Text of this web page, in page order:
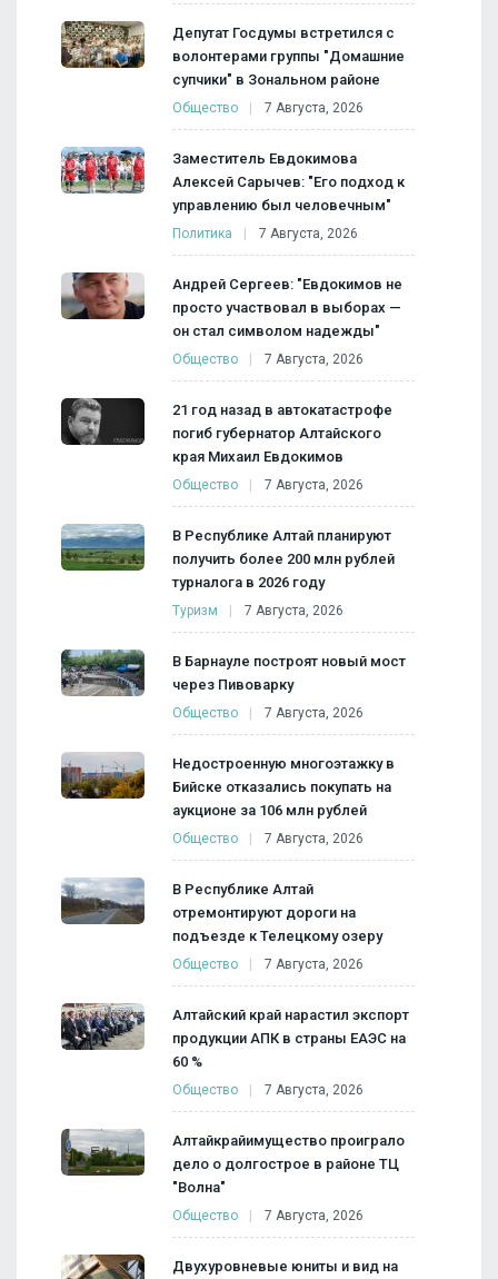
Депутат Госдумы встретился с
волонтерами группы "Домашние
супчики" в Зональном районе
Общество 7 Августа, 2026
Заместитель Евдокимова
Алексей Сарычев: "Его подход к
управлению был человечным"
Политика 7 Августа, 2026
Андрей Сергеев: "Евдокимов не
просто участвовал в выборах —
он стал символом надежды"
Общество 7 Августа, 2026
21 год назад в автокатастрофе
погиб губернатор Алтайского
края Михаил Евдокимов
Общество 7 Августа, 2026
В Республике Алтай планируют
получить более 200 млн рублей
турналога в 2026 году
Туризм 7 Августа, 2026
В Барнауле построят новый мост
через Пивоварку
Общество 7 Августа, 2026
Недостроенную многоэтажку в
Бийске отказались покупать на
аукционе за 106 млн рублей
Общество 7 Августа, 2026
В Республике Алтай
отремонтируют дороги на
подъезде к Телецкому озеру
Общество 7 Августа, 2026
Алтайский край нарастил экспорт
продукции АПК в страны ЕАЭС на
60 %
Общество 7 Августа, 2026
Алтайкрайимущество проиграло
дело о долгострое в районе ТЦ
"Волна"
Общество 7 Августа, 2026
Двухуровневые юниты и вид на